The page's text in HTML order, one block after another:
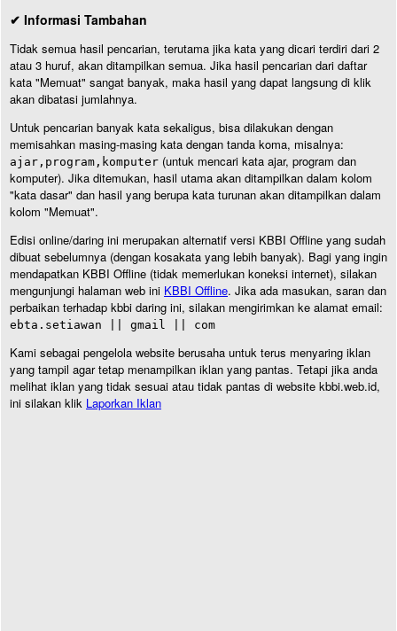
✔ Informasi Tambahan
Tidak semua hasil pencarian, terutama jika kata yang dicari terdiri dari 2
atau 3 huruf, akan ditampilkan semua. Jika hasil pencarian dari daftar
kata "Memuat" sangat banyak, maka hasil yang dapat langsung di klik
akan dibatasi jumlahnya.
Untuk pencarian banyak kata sekaligus, bisa dilakukan dengan
memisahkan masing-masing kata dengan tanda koma, misalnya:
ajar,program,komputer (untuk mencari kata ajar, program dan
komputer). Jika ditemukan, hasil utama akan ditampilkan dalam kolom
"kata dasar" dan hasil yang berupa kata turunan akan ditampilkan dalam
kolom "Memuat".
Edisi online/daring ini merupakan alternatif versi KBBI Offline yang sudah
dibuat sebelumnya (dengan kosakata yang lebih banyak). Bagi yang ingin
mendapatkan KBBI Offline (tidak memerlukan koneksi internet), silakan
mengunjungi halaman web ini KBBI Offline. Jika ada masukan, saran dan
perbaikan terhadap kbbi daring ini, silakan mengirimkan ke alamat email:
ebta.setiawan || gmail || com
Kami sebagai pengelola website berusaha untuk terus menyaring iklan
yang tampil agar tetap menampilkan iklan yang pantas. Tetapi jika anda
melihat iklan yang tidak sesuai atau tidak pantas di website kbbi.web.id,
ini silakan klik Laporkan Iklan